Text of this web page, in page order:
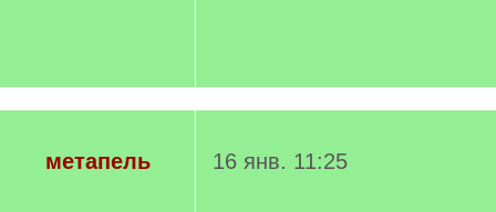
метапель 16 янв. 11:25